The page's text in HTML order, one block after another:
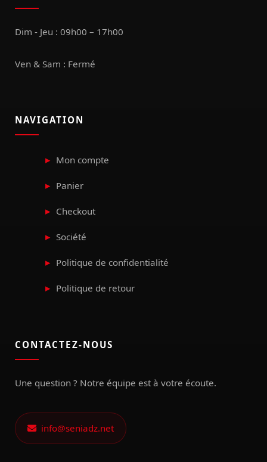
Dim - Jeu : 09h00 – 17h00
Ven & Sam : Fermé
NAVIGATION
Mon compte
Panier
Checkout
Société
Politique de confidentialité
Politique de retour
CONTACTEZ-NOUS
Une question ? Notre équipe est à votre écoute.
info@seniadz.net